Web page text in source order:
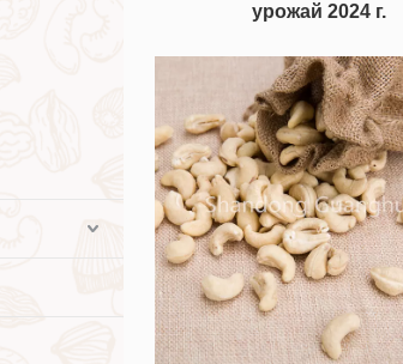
урожай 2024 г.